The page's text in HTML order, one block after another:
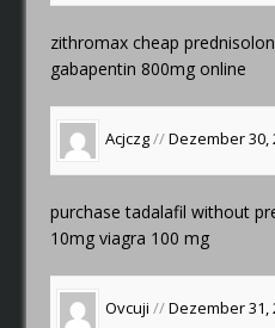
zithromax cheap
gabapentin 800mg online
Acjczg//Dezember 30,
purchase tadalafil without
10mg viagra 100 mg
Ovcuji //Dezember 31,